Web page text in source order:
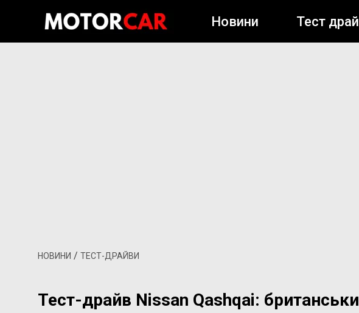
Новини Тест
НОВИНИ / ТЕСТ-ДРАЙВИ
Тест-драйв Nissan Qashqai: